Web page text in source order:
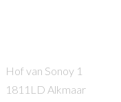
Hof van Sonoy 1
1811LD Alkmaar